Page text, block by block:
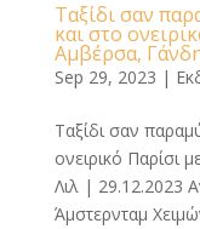
Ταξίδι σαν
και στο
Αμβέρσα,
Sep 29, 2023 |
Ταξίδι σαν
ονειρικό Παρίσι
Λιλ | 29.12.2023
Άμστερνταμ